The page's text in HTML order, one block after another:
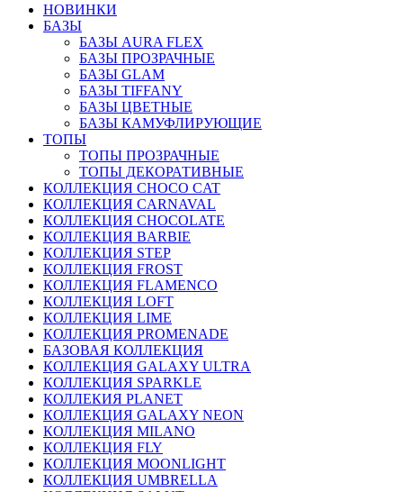
НОВИНКИ
БАЗЫ
БАЗЫ AURA FLEX
БАЗЫ ПРОЗРАЧНЫЕ
БАЗЫ GLAM
БАЗЫ TIFFANY
БАЗЫ ЦВЕТНЫЕ
БАЗЫ КАМУФЛИРУЮЩИЕ
ТОПЫ
ТОПЫ ПРОЗРАЧНЫЕ
ТОПЫ ДЕКОРАТИВНЫЕ
КОЛЛЕКЦИЯ CHOCO CAT
КОЛЛЕКЦИЯ CARNAVAL
КОЛЛЕКЦИЯ CHOCOLATE
КОЛЛЕКЦИЯ BARBIE
КОЛЛЕКЦИЯ STEP
КОЛЛЕКЦИЯ FROST
КОЛЛЕКЦИЯ FLAMENCO
КОЛЛЕКЦИЯ LOFT
КОЛЛЕКЦИЯ LIME
КОЛЛЕКЦИЯ PROMENADE
БАЗОВАЯ КОЛЛЕКЦИЯ
КОЛЛЕКЦИЯ GALAXY ULTRA
КОЛЛЕКЦИЯ SPARKLE
КОЛЛЕКИЯ PLANET
КОЛЛЕКЦИЯ GALAXY NEON
КОЛЛЕКЦИЯ MILANO
КОЛЛЕКЦИЯ FLY
КОЛЛЕКЦИЯ MOONLIGHT
КОЛЛЕКЦИЯ UMBRELLA